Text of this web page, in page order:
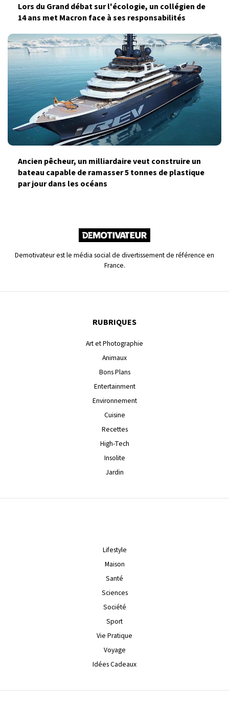
Lors du Grand débat sur l'écologie, un collégien de
14 ans met Macron face à ses responsabilités
Ancien pêcheur, un milliardaire veut construire un
bateau capable de ramasser 5 tonnes de plastique
par jour dans les océans
Demotivateur est le média social de divertissement de référence en
France.
RUBRIQUES
Art et Photographie
Animaux
Bons Plans
Entertainment
Environnement
Cuisine
Recettes
High-Tech
Insolite
Jardin
Lifestyle
Maison
Santé
Sciences
Société
Sport
Vie Pratique
Voyage
Idées Cadeaux